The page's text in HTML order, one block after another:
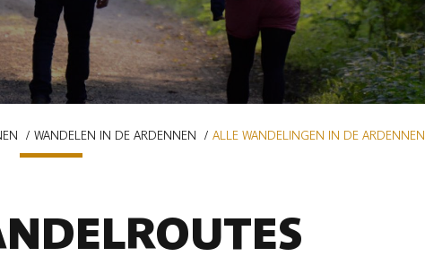
WANDELEN IN DE ARDENNEN ALLE WANDELINGEN IN DE ARDENNEN